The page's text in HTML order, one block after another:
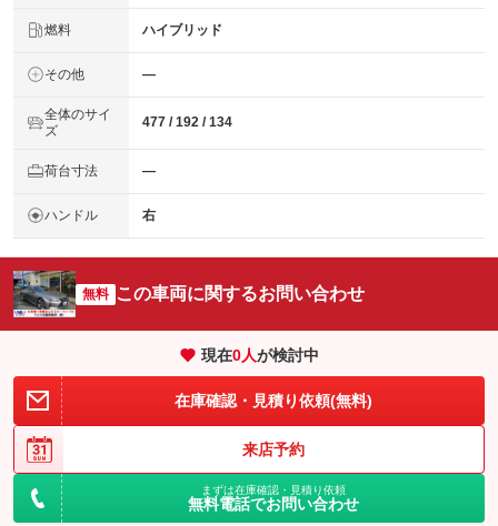
燃料 ハイブリッド
その他 ―
全体のサイ
ズ
477 / 192 / 134
荷台寸法 ―
ハンドル 右
無料 この車両に関するお問い合わせ
現在0人が検討中
在庫確認・見積り依頼(無料)
来店予約
まずは在庫確認・見積り依頼
無料電話でお問い合わせ